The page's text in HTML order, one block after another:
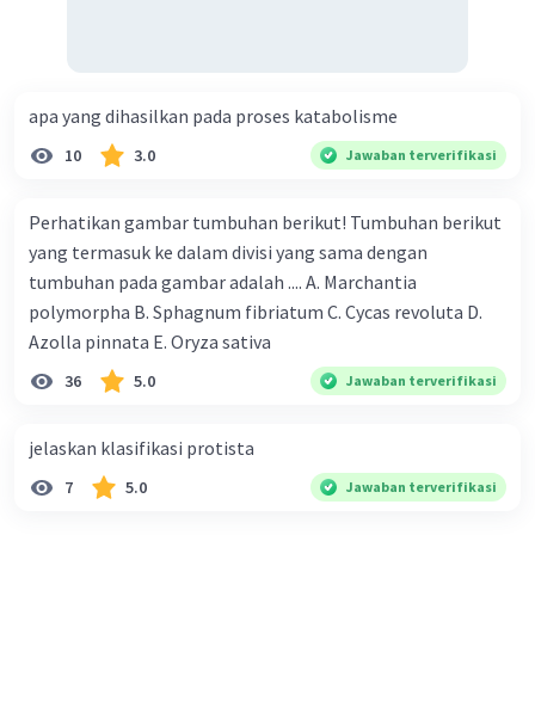
apa yang dihasilkan pada proses katabolisme
10 3.0 Jawaban terverifikasi
Perhatikan gambar tumbuhan berikut! Tumbuhan berikut
yang termasuk ke dalam divisi yang sama dengan
tumbuhan pada gambar adalah .... A. Marchantia
polymorpha B. Sphagnum fibriatum C. Cycas revoluta D.
Azolla pinnata E. Oryza sativa
36 5.0 Jawaban terverifikasi
jelaskan klasifikasi protista
7 5.0 Jawaban terverifikasi